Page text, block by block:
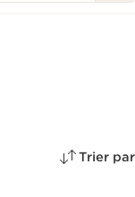
Trier par